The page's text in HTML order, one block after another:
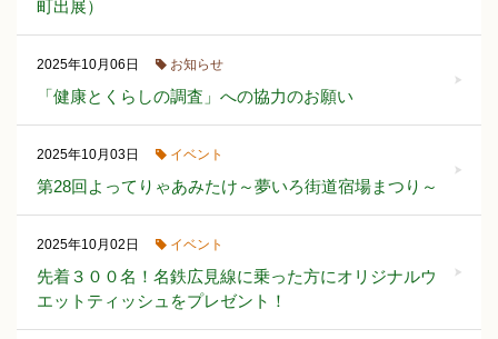
町出展）
2025年10月06日 お知らせ
「健康とくらしの調査」への協力のお願い
2025年10月03日 イベント
第28回よってりゃあみたけ～夢いろ街道宿場まつり～
2025年10月02日 イベント
先着３００名！名鉄広見線に乗った方にオリジナルウ
エットティッシュをプレゼント！